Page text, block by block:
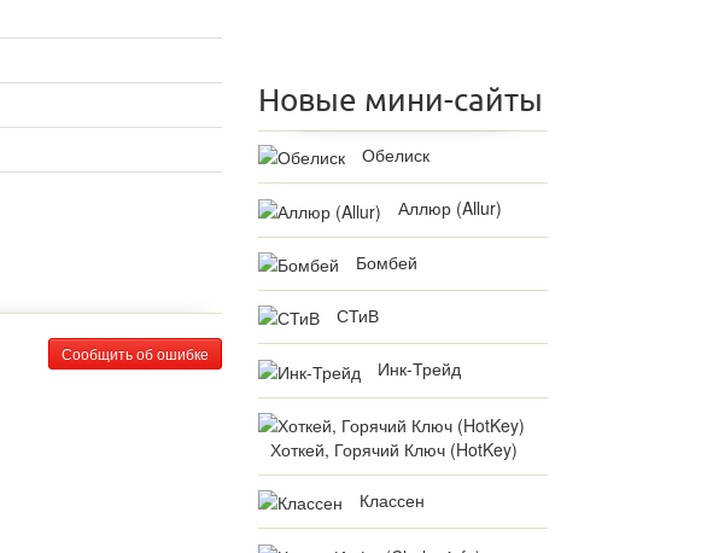
Сообщить об ошибке
Новые мини-сайты
Обелиск
Аллюр (Allur)
Бомбей
СТиВ
Инк-Трейд
Хоткей, Горячий Ключ (HotKey)
Классен